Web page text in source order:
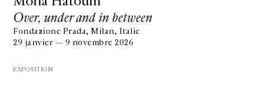
Over, under and in between
Fondazione Prada, Milan, Italie
29 janvier — 9 novembre 2026
EXPOSITION